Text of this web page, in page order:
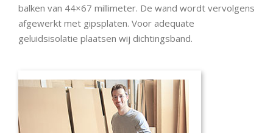
balken van 44×67 millimeter. De wand wordt vervolgens
afgewerkt met gipsplaten. Voor adequate
geluidsisolatie plaatsen wij dichtingsband.